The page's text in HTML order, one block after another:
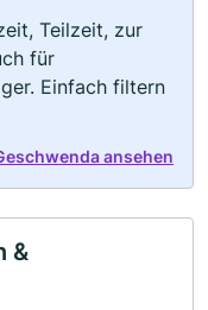
Teilzeit, zur
für
Einfach filtern
ansehen
&